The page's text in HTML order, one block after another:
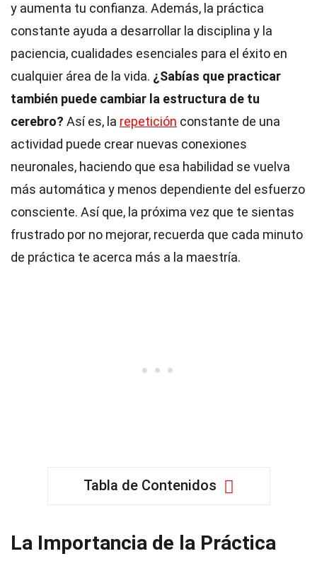
y aumenta tu confianza. Además, la práctica
constante ayuda a desarrollar la disciplina y la
paciencia, cualidades esenciales para el éxito en
cualquier área de la vida. ¿Sabías que practicar
también puede cambiar la estructura de tu
cerebro? Así es, la repetición constante de una
actividad puede crear nuevas conexiones
neuronales, haciendo que esa habilidad se vuelva
más automática y menos dependiente del esfuerzo
consciente. Así que, la próxima vez que te sientas
frustrado por no mejorar, recuerda que cada minuto
de práctica te acerca más a la maestría.
Tabla de Contenidos
La Importancia de la Práctica